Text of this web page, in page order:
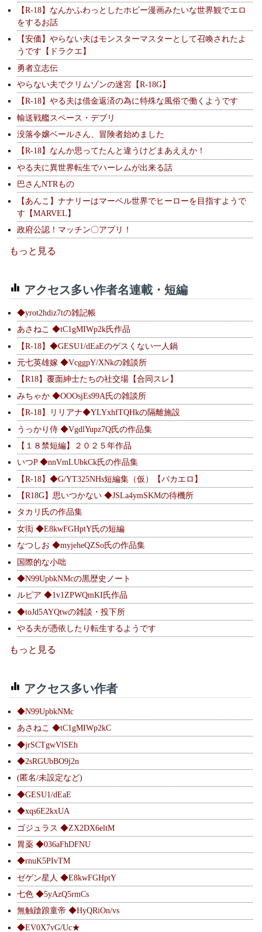
【R-18】なんかふわっとしたホビー漫画みたいな世界観でエロ
をするお話
【安価】やらない夫はモンスターマスターとして召喚されたよ
うです【ドラクエ】
勇者立志伝
やらない夫でクリムゾンの迷宮【R-18G】
【R-18】やる夫は借金返済の為に特殊な風俗で働くようです
輸送戦艦スペース・デブリ
没落令嬢ベールさん、冒険者始めました
【R-18】なんか思ってたんと違うけどまあええか！
やる夫に異世界転生でハーレムが出来る話
巴さんNTRもの
【あんこ】ナナリーはマーベル世界でヒーローを目指すようで
す【MARVEL】
政府公認！マッチン〇アプリ！
もっと見る
アクセス多い作者名連載・短編
◆yrot2hdiz7tの雑記帳
あさねこ ◆tC1gMIWp2k氏作品
【R-18】◆GESU1/dEaEのゲスくない一人鍋
元七英雄嫁 ◆VcggpY/XNkの雑談所
【R18】覆面紳士たちの社交場【合同スレ】
みちゃか ◆OOOsjEs99A氏の雑談所
【R-18】リリアナ◆YLYxhfTQHkの隔離施設
うっかり侍 ◆VgdlYupz7Q氏の作品集
【１８禁短編】２０２５年作品
いつP ◆nnVmLUbkCk氏の作品集
【R-18】◆G/YT325NHs短編集（仮）【バカエロ】
【R18G】思いつかない ◆JSLa4ymSKMの待機所
タカリ氏の作品集
女衒 ◆E8kwFGHptY氏の短編
なつしお ◆myjeheQZSo氏の作品集
国際的な小咄
◆N99UpbkNMcの黒歴史ノート
ルピア ◆1v1ZPWQmKI氏作品
◆toJd5AYQtwの雑談・投下所
やる夫が憑依したり転生するようです
もっと見る
アクセス多い作者
◆N99UpbkNMc
あさねこ ◆tC1gMIWp2kC
◆jrSCTgwVlSEh
◆2sRGUbBO9j2n
(匿名/未設定など)
◆GESU1/dEaE
◆xqs6E2kxUA
ゴジュラス ◆ZX2DX6eltM
胃薬 ◆036aFhDFNU
◆rnuK5PIvTM
ゼゲン星人 ◆E8kwFGHptY
七色 ◆5yAzQ5rmCs
無触蹌踉童帝 ◆HyQRiOn/vs
◆EV0X7vG/Uc★